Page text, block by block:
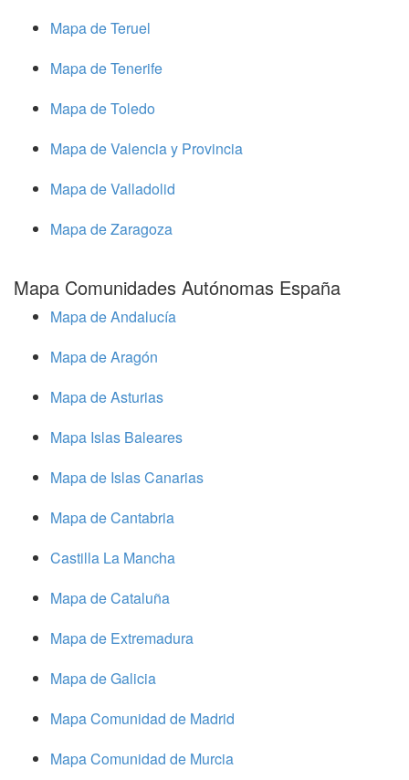
Mapa de Teruel
Mapa de Tenerife
Mapa de Toledo
Mapa de Valencia y Provincia
Mapa de Valladolid
Mapa de Zaragoza
Mapa Comunidades Autónomas España
Mapa de Andalucía
Mapa de Aragón
Mapa de Asturias
Mapa Islas Baleares
Mapa de Islas Canarias
Mapa de Cantabria
Castilla La Mancha
Mapa de Cataluña
Mapa de Extremadura
Mapa de Galicia
Mapa Comunidad de Madrid
Mapa Comunidad de Murcia